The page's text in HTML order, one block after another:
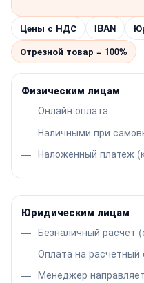
Цены с НДС IBAN
Отрезной товар = 100%
Физическим лицам
Онлайн оплата
Наличными при
Наложенный платеж
Юридическим лицам
Безналичный расчет
Оплата на расчетный
Менеджер